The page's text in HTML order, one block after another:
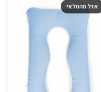
אזל מהמלאי